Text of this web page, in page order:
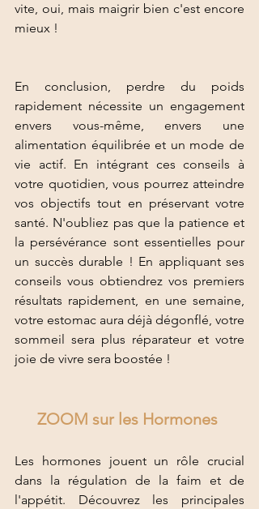
vite, oui, mais maigrir bien c'est encore
mieux !
En conclusion, perdre du poids
rapidement nécessite un engagement
envers vous-même, envers une
alimentation équilibrée et un mode de
vie actif. En intégrant ces conseils à
votre quotidien, vous pourrez atteindre
vos objectifs tout en préservant votre
santé. N'oubliez pas que la patience et
la persévérance sont essentielles pour
un succès durable ! En appliquant ses
conseils vous obtiendrez vos premiers
résultats rapidement, en une semaine,
votre estomac aura déjà dégonflé, votre
sommeil sera plus réparateur et votre
joie de vivre sera boostée !
ZOOM sur les Hormones
Les hormones jouent un rôle crucial
dans la régulation de la faim et de
l'appétit. Découvrez les principales